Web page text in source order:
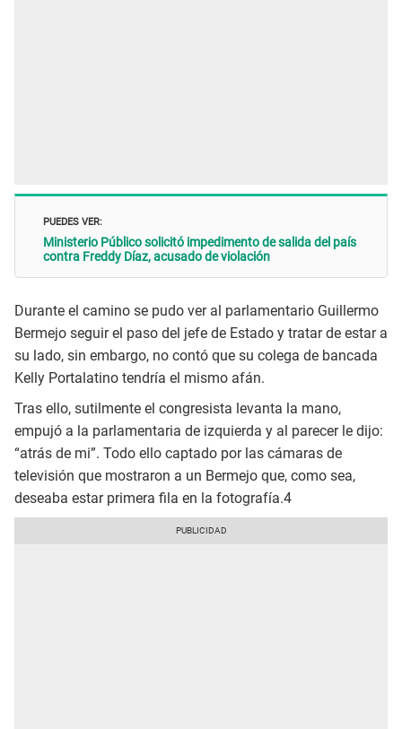
PUEDES VER:
Ministerio Público solicitó impedimento de salida del país
contra Freddy Díaz, acusado de violación
Durante el camino se pudo ver al parlamentario Guillermo
Bermejo seguir el paso del jefe de Estado y tratar de estar a
su lado, sin embargo, no contó que su colega de bancada
Kelly Portalatino tendría el mismo afán.
Tras ello, sutilmente el congresista levanta la mano,
empujó a la parlamentaria de izquierda y al parecer le dijo:
“atrás de mi”. Todo ello captado por las cámaras de
televisión que mostraron a un Bermejo que, como sea,
deseaba estar primera fila en la fotografía.4